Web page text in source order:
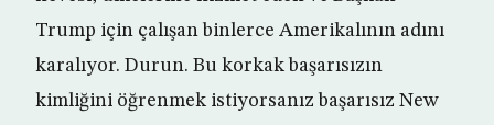
Trump için çalışan binlerce Amerikalının adını
karalıyor. Durun. Bu korkak başarısızın
kimliğini öğrenmek istiyorsanız başarısız New